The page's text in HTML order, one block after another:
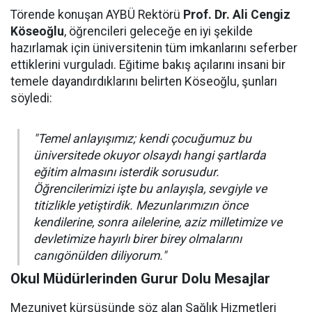
Törende konuşan AYBÜ Rektörü Prof. Dr. Ali Cengiz
Köseoğlu, öğrencileri geleceğe en iyi şekilde
hazırlamak için üniversitenin tüm imkanlarını seferber
ettiklerini vurguladı. Eğitime bakış açılarını insani bir
temele dayandırdıklarını belirten Köseoğlu, şunları
söyledi:
"Temel anlayışımız; kendi çocuğumuz bu
üniversitede okuyor olsaydı hangi şartlarda
eğitim almasını isterdik sorusudur.
Öğrencilerimizi işte bu anlayışla, sevgiyle ve
titizlikle yetiştirdik. Mezunlarımızın önce
kendilerine, sonra ailelerine, aziz milletimize ve
devletimize hayırlı birer birey olmalarını
canıgönülden diliyorum."
Okul Müdürlerinden Gurur Dolu Mesajlar
Mezuniyet kürsüsünde söz alan Sağlık Hizmetleri